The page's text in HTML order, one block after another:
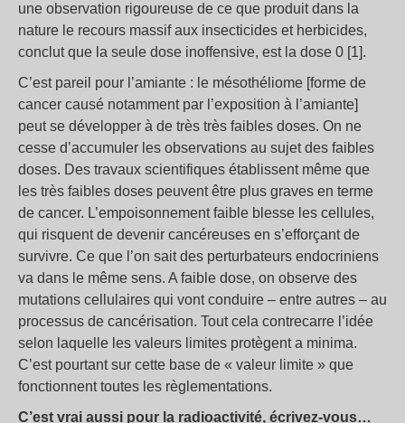
une observation rigoureuse de ce que produit dans la
nature le recours massif aux insecticides et herbicides,
conclut que la seule dose inoffensive, est la dose 0 [1].
C’est pareil pour l’amiante : le mésothéliome [forme de
cancer causé notamment par l’exposition à l’amiante]
peut se développer à de très très faibles doses. On ne
cesse d’accumuler les observations au sujet des faibles
doses. Des travaux scientifiques établissent même que
les très faibles doses peuvent être plus graves en terme
de cancer. L’empoisonnement faible blesse les cellules,
qui risquent de devenir cancéreuses en s’efforçant de
survivre. Ce que l’on sait des perturbateurs endocriniens
va dans le même sens. A faible dose, on observe des
mutations cellulaires qui vont conduire – entre autres – au
processus de cancérisation. Tout cela contrecarre l’idée
selon laquelle les valeurs limites protègent a minima.
C’est pourtant sur cette base de « valeur limite » que
fonctionnent toutes les règlementations.
C’est vrai aussi pour la radioactivité, écrivez-vous…